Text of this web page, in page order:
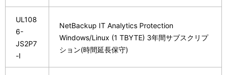
UL108
6-
JS2P7
-I
NetBackup IT Analytics Protection
Windows/Linux (1 TBYTE) 3年間サブスクリプ
ション(時間延長保守)